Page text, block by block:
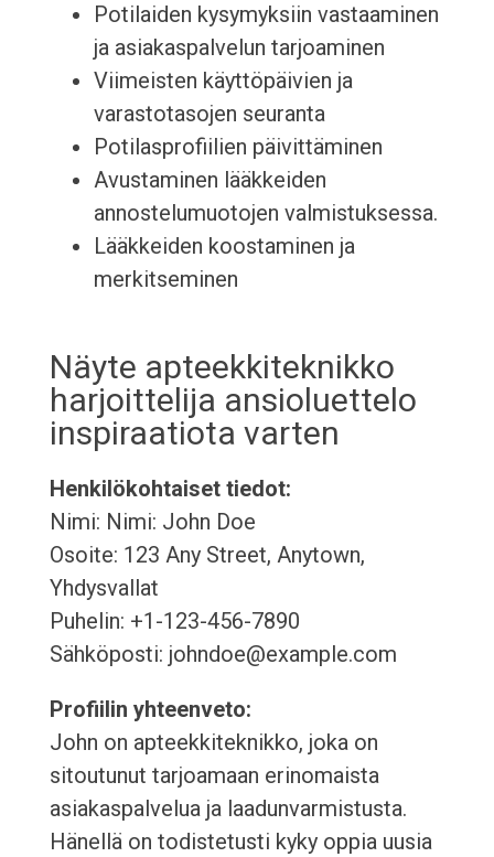
Potilaiden kysymyksiin vastaaminen
ja asiakaspalvelun tarjoaminen
Viimeisten käyttöpäivien ja
varastotasojen seuranta
Potilasprofiilien päivittäminen
Avustaminen lääkkeiden
annostelumuotojen valmistuksessa.
Lääkkeiden koostaminen ja
merkitseminen
Näyte apteekkiteknikko
harjoittelija ansioluettelo
inspiraatiota varten
Henkilökohtaiset tiedot:
Nimi: Nimi: John Doe
Osoite: 123 Any Street, Anytown,
Yhdysvallat
Puhelin: +1-123-456-7890
Sähköposti: johndoe@example.com
Profiilin yhteenveto:
John on apteekkiteknikko, joka on
sitoutunut tarjoamaan erinomaista
asiakaspalvelua ja laadunvarmistusta.
Hänellä on todistetusti kyky oppia uusia